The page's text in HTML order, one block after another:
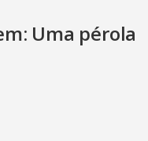
Uma pérola